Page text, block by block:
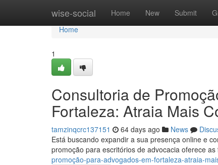
wise-social Home New Submit
Home
Home
1
Consultoria de
Fortaleza: Atraia Mais
tamzinqcrc137151 64 days ago News
Está buscando expandir a sua presença online e
promoção para escritórios de advocacia oferece
promoção-para-advogados-em-fortaleza-atraia-